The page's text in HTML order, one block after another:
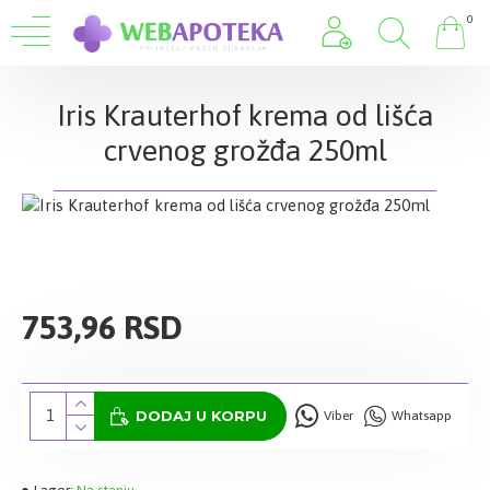
0
Iris Krauterhof krema od lišća
crvenog grožđa 250ml
753,96 RSD
DODAJ U KORPU Viber Whatsapp